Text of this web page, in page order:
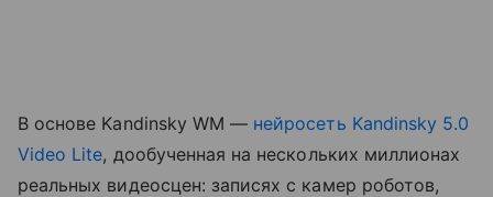
В основе Kandinsky WM — нейросеть Kandinsky 5.0
Video Lite, дообученная на нескольких миллионах
реальных видеосцен: записях с камер роботов,